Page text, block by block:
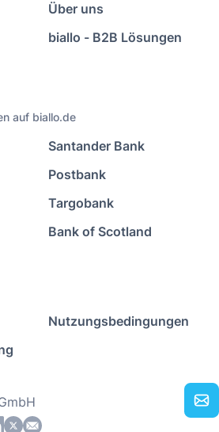
Über uns
biallo - B2B Lösungen
auf biallo.de
Santander Bank
Postbank
Targobank
Bank of Scotland
Nutzungsbedingungen